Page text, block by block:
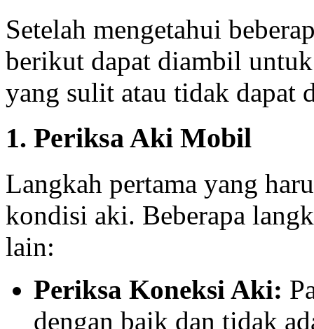
Setelah mengetahui
berikut dapat diambil
yang sulit atau tidak dapat
1. Periksa Aki Mobil
Langkah pertama yang
kondisi aki. Beberapa
lain:
Periksa Koneksi Aki:
dengan baik dan tidak